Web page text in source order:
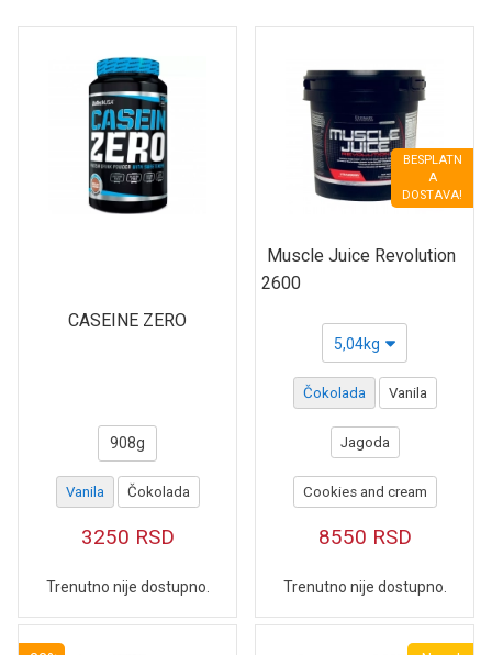
CASEINE ZERO
908g
Vanila Čokolada
3250 RSD
Trenutno nije dostupno.
BESPLATN
A
DOSTAVA!
Muscle Juice Revolution
2600
5,04kg
Čokolada Vanila
Jagoda
Cookies and cream
8550 RSD
Trenutno nije dostupno.